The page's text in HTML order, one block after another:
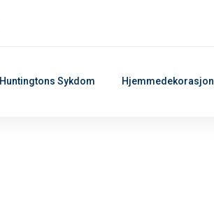
Huntingtons Sykdom Hjemmedekorasjon